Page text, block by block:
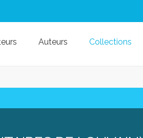
Auteurs Collections